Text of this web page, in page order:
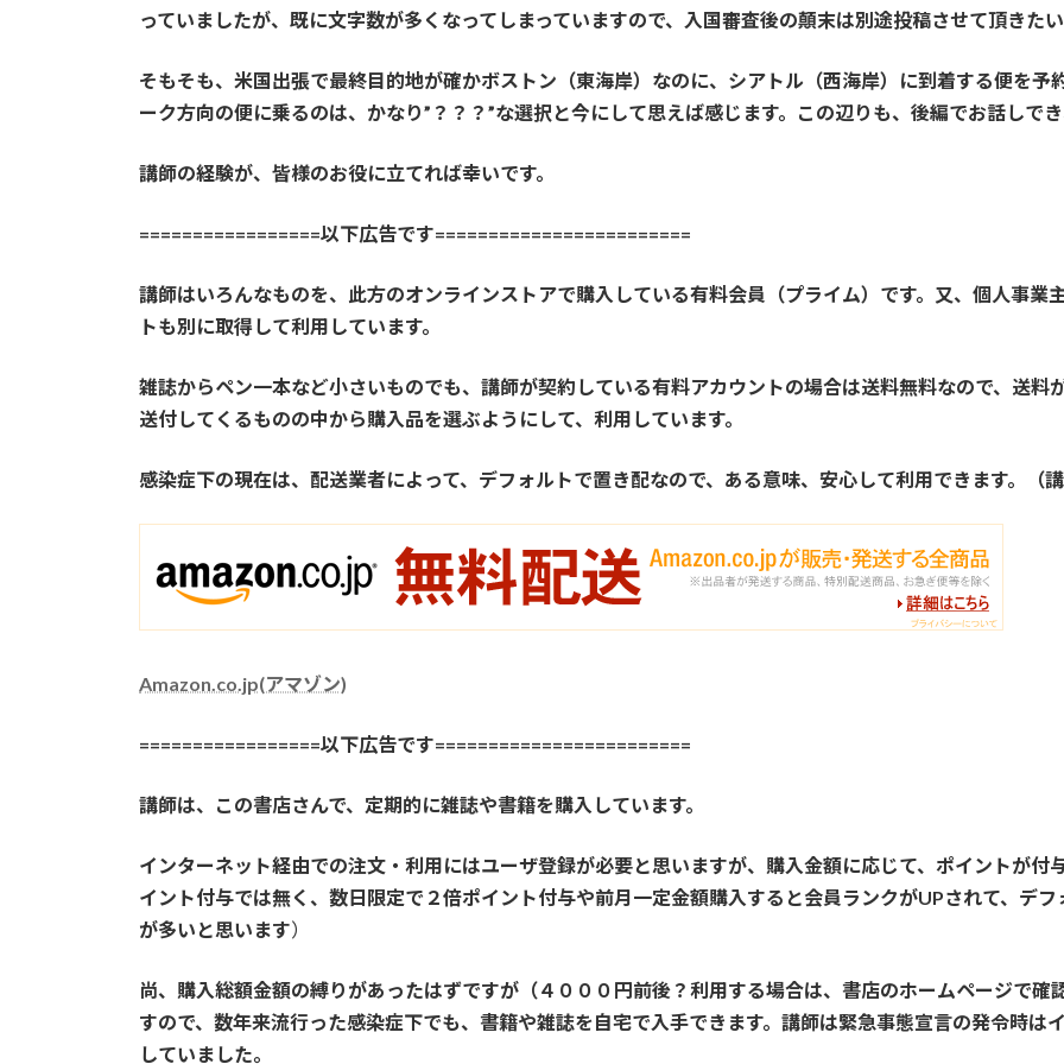
っていましたが、既に文字数が多くなってしまっていますので、入国審査後の顛末は別途投稿させて頂きた
そもそも、米国出張で最終目的地が確かボストン（東海岸）なのに、シアトル（西海岸）に到着する便を予
ーク方向の便に乗るのは、かなり”？？？”な選択と今にして思えば感じます。この辺りも、後編でお話しで
講師の経験が、皆様のお役に立てれば幸いです。
=================以下広告です========================
講師はいろんなものを、此方のオンラインストアで購入している有料会員（プライム）です。又、個人事業
トも別に取得して利用しています。
雑誌からペン一本など小さいものでも、講師が契約している有料アカウントの場合は送料無料なので、送
送付してくるものの中から購入品を選ぶようにして、利用しています。
感染症下の現在は、配送業者によって、デフォルトで置き配なので、ある意味、安心して利用できます。（
Amazon.co.jp(アマゾン)
=================以下広告です========================
講師は、この書店さんで、定期的に雑誌や書籍を購入しています。
インターネット経由での注文・利用にはユーザ登録が必要と思いますが、購入金額に応じて、ポイントが付
イント付与では無く、数日限定で２倍ポイント付与や前月一定金額購入すると会員ランクがUPされて、デ
が多いと思います）
尚、購入総額金額の縛りがあったはずですが（４０００円前後？利用する場合は、書店のホームページで
すので、数年来流行った感染症下でも、書籍や雑誌を自宅で入手できます。講師は緊急事態宣言の発令時は
していました。